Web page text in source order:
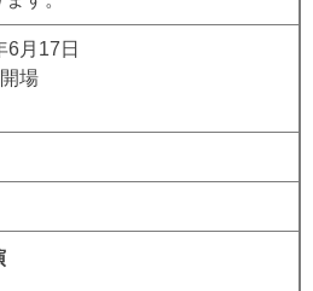
6月17日
場